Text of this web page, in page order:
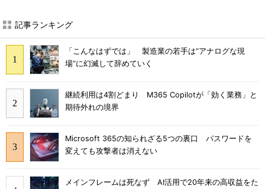
記事ランキング
「こんなはずでは」 製造業の若手は“アナログな現
場”に幻滅して辞めていく
継続利用は4割どまり M365 Copilotが「効く業務」と
期待外れの境界
Microsoft 365の知られざる5つの裏口 パスワードを
変えても攻撃者は消えない
メインフレームは死なず AI活用で20年来の高収益をた